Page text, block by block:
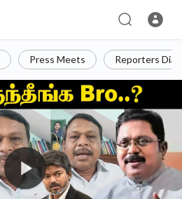
Press Meets Reporters